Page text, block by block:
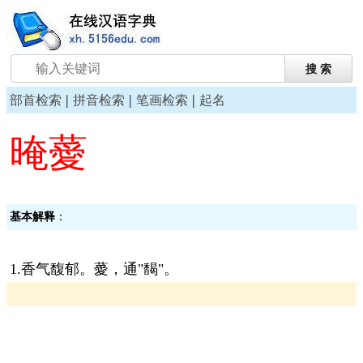
部首检索 | 拼音检索 | 笔画检索 | 起名
晻薆
基本解释 ：
1.香气馥郁。薆，通"馤"。